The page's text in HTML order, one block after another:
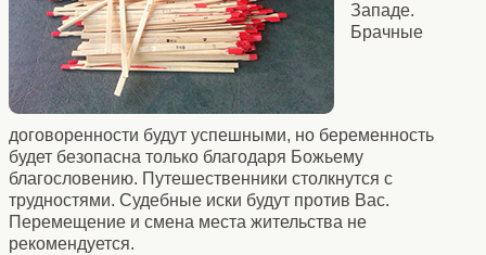
Западе.
Брачные
договоренности будут успешными, но беременность
будет безопасна только благодаря Божьему
благословению. Путешественники столкнутся с
трудностями. Судебные иски будут против Вас.
Перемещение и смена места жительства не
рекомендуется.